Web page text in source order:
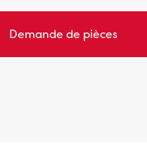
Demande de pièces